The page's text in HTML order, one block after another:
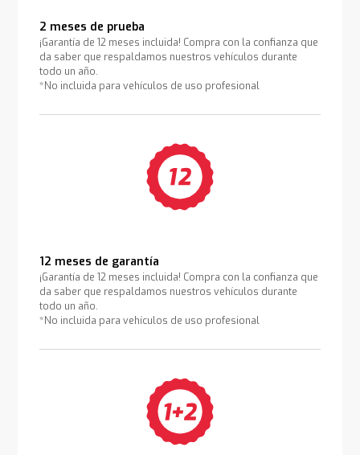
2 meses de prueba
¡Garantía de 12 meses incluida! Compra con la confianza que
da saber que respaldamos nuestros vehículos durante
todo un año.
*No incluida para vehículos de uso profesional
12 meses de garantía
¡Garantía de 12 meses incluida! Compra con la confianza que
da saber que respaldamos nuestros vehículos durante
todo un año.
*No incluida para vehículos de uso profesional